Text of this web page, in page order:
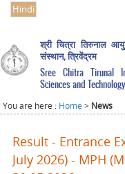
Hindi
श्री चित्रा तिरुनाल
संस्थान, त्रिवेंद्रम
Sree Chitra Tirunal
Sciences and
You are here : Home > News
Result - Entrance
July 2026) - MPH